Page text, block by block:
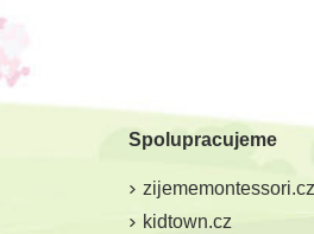
Spolupracujeme
zijememontessori.cz
kidtown.cz